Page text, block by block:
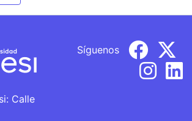
Calle
Síguenos